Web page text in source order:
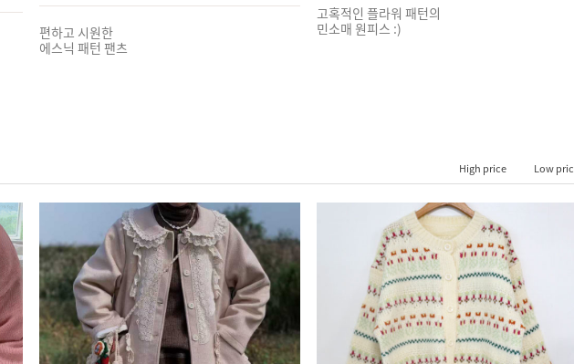
편하고 시원한
에스닉 패턴 팬츠
고혹적인 플라워 패턴의
민소매 원피스 :)
High price Low